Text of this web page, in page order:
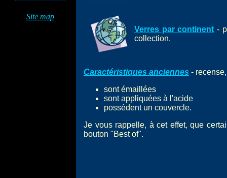
Site map
Verres par continent -
collection.
Caractéristiques anciennes -
sont émaillées
sont appliquées à l'acide
possèdent un couvercle.
Je vous rappelle, à cet effet, que
bouton "Best of".